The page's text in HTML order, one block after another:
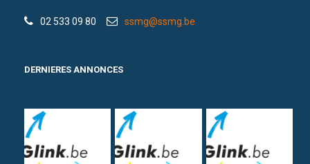
02 533 09 80 ssmg@ssmg.be
DERNIERES ANNONCES